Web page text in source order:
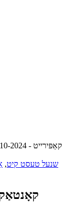
© קאַפּירייט - 2010-2024: אַלע רעכטן רעזערווירט.
שנעל טעסט קיט,